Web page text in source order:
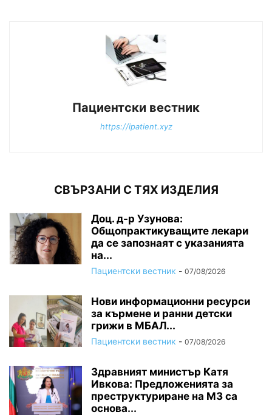
Пациентски вестник
https://ipatient.xyz
СВЪРЗАНИ С ТЯХ ИЗДЕЛИЯ
Доц. д-р Узунова:
Общопрактикуващите лекари
да се запознаят с указанията
на...
Пациентски вестник - 07/08/2026
Нови информационни ресурси
за кърмене и ранни детски
грижи в МБАЛ...
Пациентски вестник - 07/08/2026
Здравният министър Катя
Ивкова: Предложенията за
преструктуриране на МЗ са
основа...